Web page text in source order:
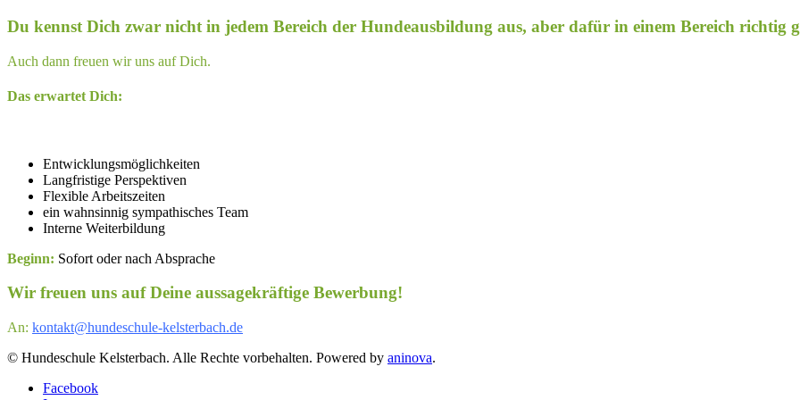
Du kennst Dich zwar nicht in jedem Bereich der Hundeausbildung aus, aber dafür in einem Bereich richtig
Auch dann freuen wir uns auf Dich.
Das erwartet Dich:
Entwicklungsmöglichkeiten
Langfristige Perspektiven
Flexible Arbeitszeiten
ein wahnsinnig sympathisches Team
Interne Weiterbildung
Beginn: Sofort oder nach Absprache
Wir freuen uns auf Deine aussagekräftige Bewerbung!
An: kontakt@hundeschule-kelsterbach.de
© Hundeschule Kelsterbach. Alle Rechte vorbehalten. Powered by aninova.
Facebook